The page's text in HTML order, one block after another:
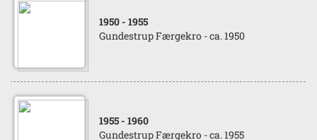
1950 - 1955
Gundestrup Færgekro - ca. 1950
1955 - 1960
Gundestrup Færgekro - ca. 1955